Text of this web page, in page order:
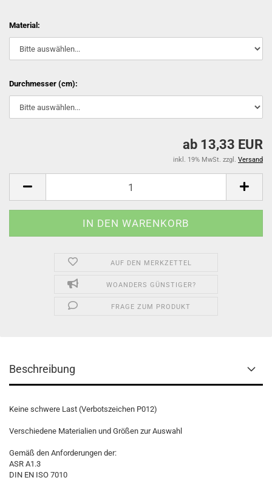
Material:
Durchmesser (cm):
ab 13,33 EUR
inkl. 19% MwSt. zzgl. Versand
AUF DEN MERKZETTEL
WOANDERS GÜNSTIGER?
FRAGE ZUM PRODUKT
Beschreibung
Keine schwere Last (Verbotszeichen P012)
Verschiedene Materialien und Größen zur Auswahl
Gemäß den Anforderungen der:
ASR A1.3
DIN EN ISO 7010